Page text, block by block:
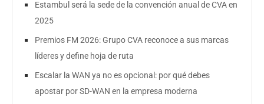
Estambul será la sede de la convención anual de CVA en
2025
Premios FM 2026: Grupo CVA reconoce a sus marcas
líderes y define hoja de ruta
Escalar la WAN ya no es opcional: por qué debes
apostar por SD-WAN en la empresa moderna